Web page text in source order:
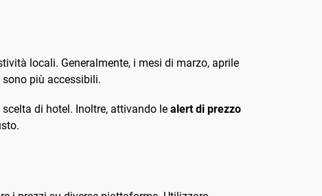
locali. Generalmente, i mesi di marzo, aprile
più accessibili.
di hotel. Inoltre, attivando le alert di prezzo